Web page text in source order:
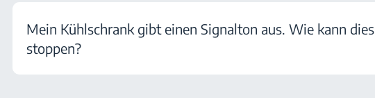
Mein Kühlschrank gibt einen Signalton aus. Wie kann dies
stoppen?